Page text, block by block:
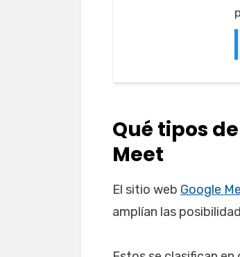
Qué tipos
Meet
El sitio web Google
amplían las